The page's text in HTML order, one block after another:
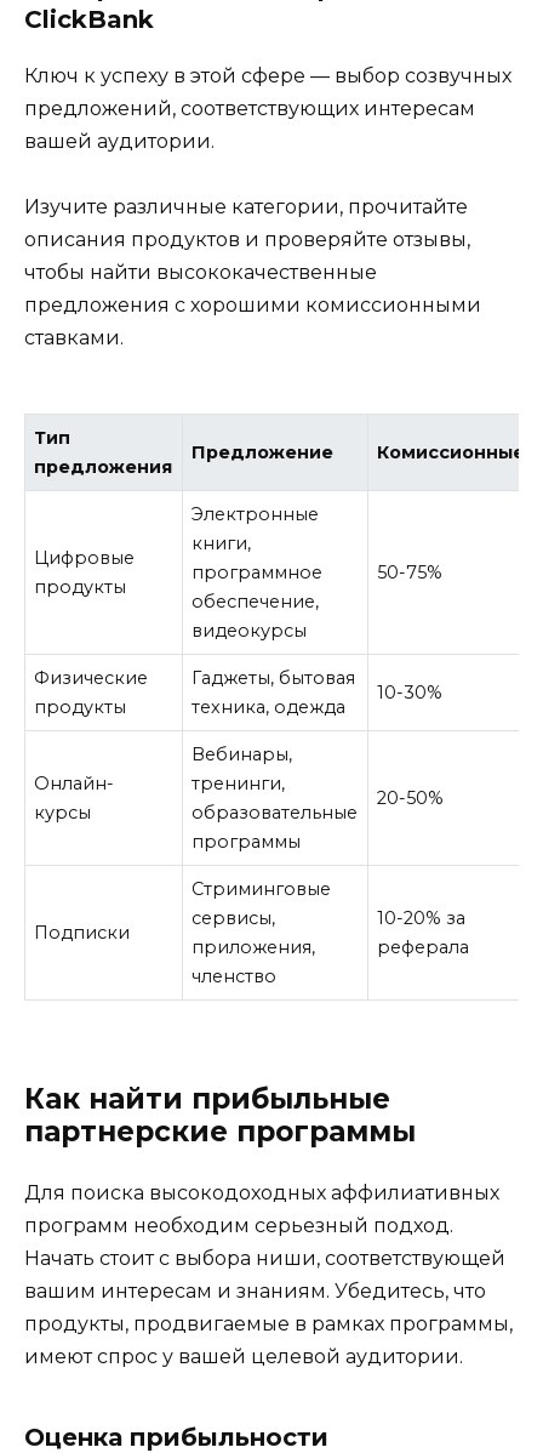
ClickBank
Ключ к успеху в этой сфере — выбор созвучных
предложений, соответствующих интересам
вашей аудитории.
Изучите различные категории, прочитайте
описания продуктов и проверяйте отзывы,
чтобы найти высококачественные
предложения с хорошими комиссионными
ставками.
Тип
предложения
Предложение Комиссионные
Цифровые
продукты
Электронные
книги,
программное
обеспечение,
видеокурсы
50-75%
Физические
продукты
Гаджеты, бытовая
техника, одежда
10-30%
Онлайн-
курсы
Вебинары,
тренинги,
образовательные
программы
20-50%
Подписки
Стриминговые
сервисы,
приложения,
членство
10-20% за
реферала
Как найти прибыльные
партнерские программы
Для поиска высокодоходных аффилиативных
программ необходим серьезный подход.
Начать стоит с выбора ниши, соответствующей
вашим интересам и знаниям. Убедитесь, что
продукты, продвигаемые в рамках программы,
имеют спрос у вашей целевой аудитории.
Оценка прибыльности